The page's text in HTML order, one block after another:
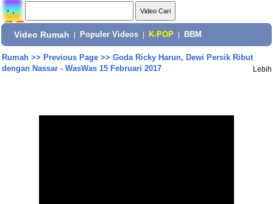
Video Rumah Populer Videos K-POP BBM
Rumah>> Previous Page>> Goda Ricky Harun, Dewi Persik Ribut
dengan Nassar - WasWas 15 Februari 2017
Lebih